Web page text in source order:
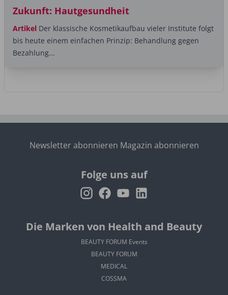
Zukunft: Hautgesundheit
Artikel Der klassische Kosmetikaufbau vieler Institute folgt
bis heute einem einfachen Prinzip: Behandlung gegen
Bezahlung...
Newsletter abonnieren Magazin abonnieren
Folge uns auf
Die Marken von Health and Beauty
BEAUTY FORUM Events
BEAUTY FORUM
MEDICAL
COSSMA